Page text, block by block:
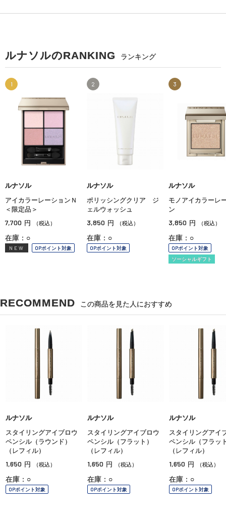
ルナソルのRANKING ランキング
1
ルナソル
アイカラーレーションＮ
＜限定品＞
7,700 円 （税込）
在庫：○
NEW OPポイント対象
2
ルナソル
ポリッシングクリア ジ
ェルウォッシュ
3,850 円 （税込）
在庫：○
OPポイント対象
3
ルナソル
モノアイカラーレ
ン
3,850 円 （税込）
在庫：○
OPポイント対象
ソーシャルギフト
RECOMMEND この商品を見た人におすすめ
ルナソル
スタイリングアイブロウ
ペンシル（ラウンド）
（レフィル）
1,650 円 （税込）
在庫：○
OPポイント対象
ルナソル
スタイリングアイブロウ
ペンシル（フラット）
（レフィル）
1,650 円 （税込）
在庫：○
OPポイント対象
ルナソル
スタイリングアイ
ペンシル（フラッ
（レフィル）
1,650 円 （税込）
在庫：○
OPポイント対象